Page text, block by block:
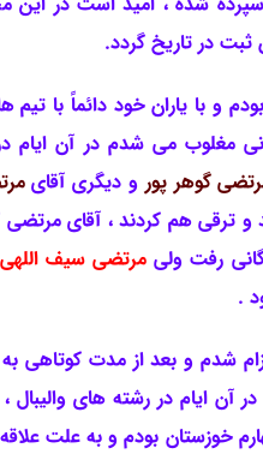
در تاریخ گردد.
و با یاران خود دائماً با تیم
مغلوب می شدم در آن ایام
گوهر پور و دیگری آقای
هم کردند ، آقای مرتضی
رفت ولی مرتضی سیف اللهی
.
شدم و بعد از مدت کوتاهی
آن ایام در رشته های
خوزستان بودم و به علت